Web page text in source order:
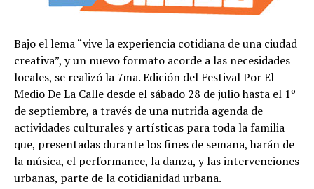
Bajo el lema “vive la experiencia cotidiana de una ciudad
creativa”, y un nuevo formato acorde a las necesidades
locales, se realizó la 7ma. Edición del Festival Por El
Medio De La Calle desde el sábado 28 de julio hasta el 1º
de septiembre, a través de una nutrida agenda de
actividades culturales y artísticas para toda la familia
que, presentadas durante los fines de semana, harán de
la música, el performance, la danza, y las intervenciones
urbanas, parte de la cotidianidad urbana.